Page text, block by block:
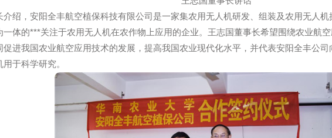
长介绍，安阳全丰航空植保科技有限公司是一家集农用无人机研发、组装
用为一体的***关注于农用无人机在农作物上应用的企业。王志国董事长希
共同促进我国农业航空应用技术的发展，提高我国农业现代化水平，并代
升机用于科学研究。